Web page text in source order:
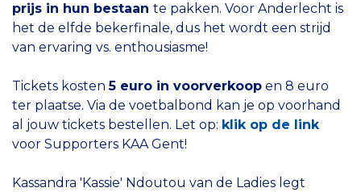
prijs in hun bestaan te pakken. Voor Anderlecht is
het de elfde bekerfinale, dus het wordt een strijd
van ervaring vs. enthousiasme!
Tickets kosten5 euro in voorverkoop en 8 euro
ter plaatse. Via de voetbalbond kan je op voorhand
al jouw tickets bestellen. Let op: klik op de link
voor Supporters KAA Gent!
Kassandra 'Kassie' Ndoutou van de Ladies legt